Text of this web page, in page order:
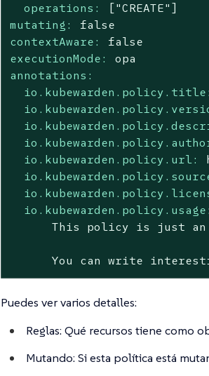
operations:
["CREATE"]
mutating:
false
contextAware:
false
executionMode:
opa
annotations:
io.kubewarden.policy.title:
io.kubewarden.policy.url:
io.kubewarden.policy.usage:
You can write
Puedes ver varios detalles:
Reglas: Qué recursos tiene como
Mutando: Si esta política está